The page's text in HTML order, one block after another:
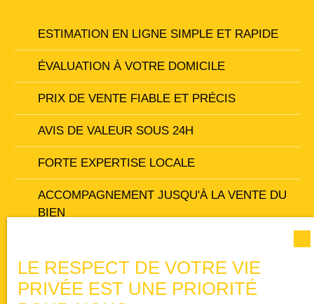
ESTIMATION EN LIGNE SIMPLE ET RAPIDE
ÉVALUATION À VOTRE DOMICILE
PRIX DE VENTE FIABLE ET PRÉCIS
AVIS DE VALEUR SOUS 24H
FORTE EXPERTISE LOCALE
ACCOMPAGNEMENT JUSQU'À LA VENTE DU
BIEN
LE RESPECT DE VOTRE VIE
PRIVÉE EST UNE PRIORITÉ